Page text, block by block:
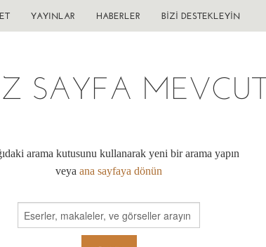
YAYINLAR HABERLER BIZI DESTEKLEYIN
SAYFA
arama kutusunu kullanarak yeni bir arama yapın
veya ana sayfaya dönün